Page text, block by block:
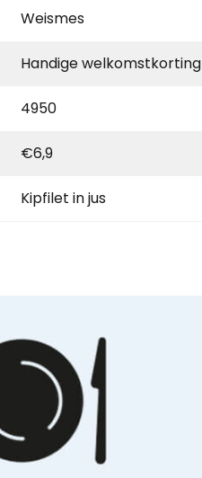
Weismes
Handige welkomstkorting
4950
€6,9
Kipfilet in jus